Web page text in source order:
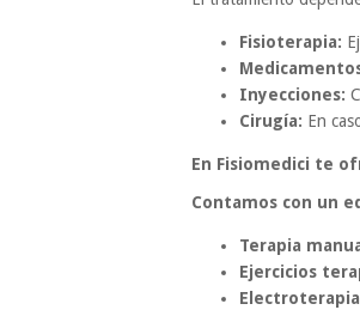
Fisioterapia:
Inyecciones:
Cirugía: En
En Fisiomedici te
Contamos con un
Terapia
Ejercicios